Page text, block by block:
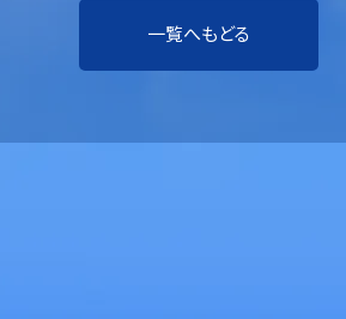
一覧へもどる